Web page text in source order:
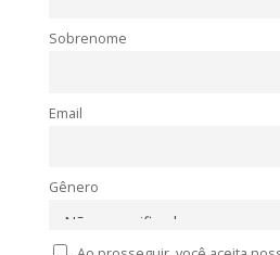
Sobrenome
Email
Gênero